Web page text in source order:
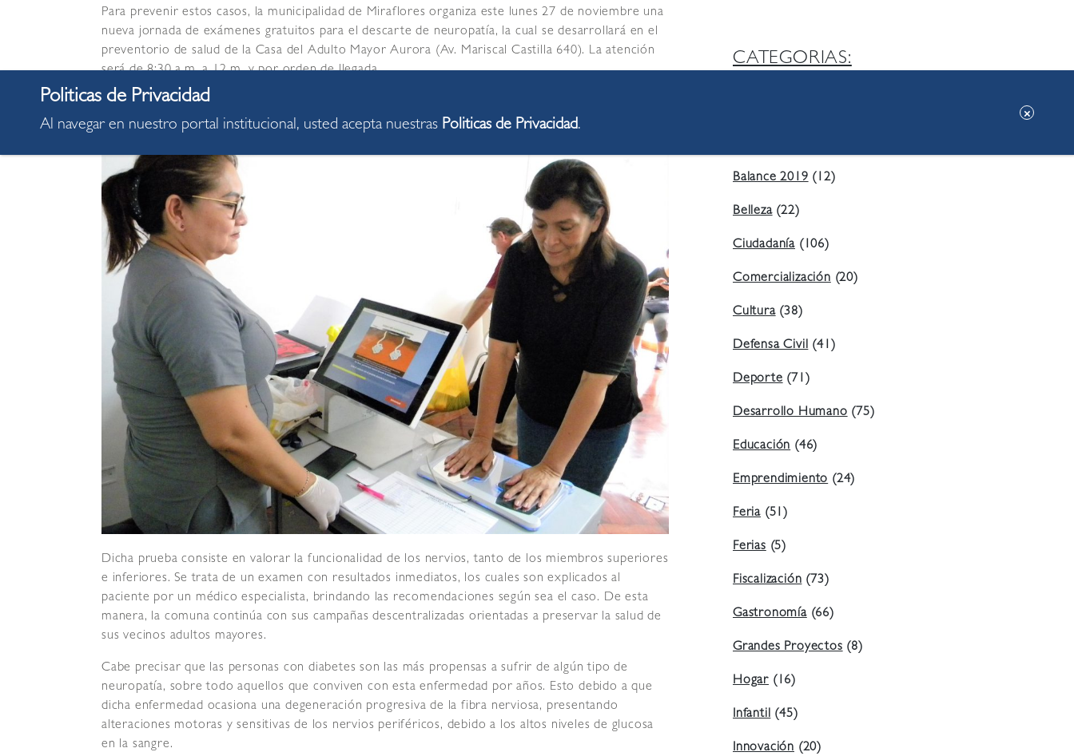
Para prevenir estos casos, la municipalidad de Miraflores organiza este lunes 27 de noviembre una
nueva jornada de exámenes gratuitos para el descarte de neuropatía, la cual se desarrollará en el
preventorio de salud de la Casa del Adulto Mayor Aurora (Av. Mariscal Castilla 640). La atención
será de 8:30 a.m. a 12 m. y por orden de llegada.
Dicha prueba consiste en valorar la funcionalidad de los nervios, tanto de los miembros superiores
e inferiores. Se trata de un examen con resultados inmediatos, los cuales son explicados al
paciente por un médico especialista, brindando las recomendaciones según sea el caso. De esta
manera, la comuna continúa con sus campañas descentralizadas orientadas a preservar la salud de
sus vecinos adultos mayores.
Cabe precisar que las personas con diabetes son las más propensas a sufrir de algún tipo de
neuropatía, sobre todo aquellos que conviven con esta enfermedad por años. Esto debido a que
dicha enfermedad ocasiona una degeneración progresiva de la fibra nerviosa, presentando
alteraciones motoras y sensitivas de los nervios periféricos, debido a los altos niveles de glucosa
en la sangre.
CATEGORIAS:
Balance 2019(12)
Belleza(22)
Ciudadanía (106)
Comercialización(20)
Cultura(38)
Defensa Civil(41)
Deporte(71)
Desarrollo Humano(75)
Educación(46)
Emprendimiento(24)
Feria (51)
Ferias(5)
Fiscalización(73)
Gastronomía(66)
Grandes Proyectos(8)
Hogar (16)
Infantil(45)
Innovación (20)
Al navegar en nuestro portal institucional, usted acepta nuestras Politicas de Privacidad.